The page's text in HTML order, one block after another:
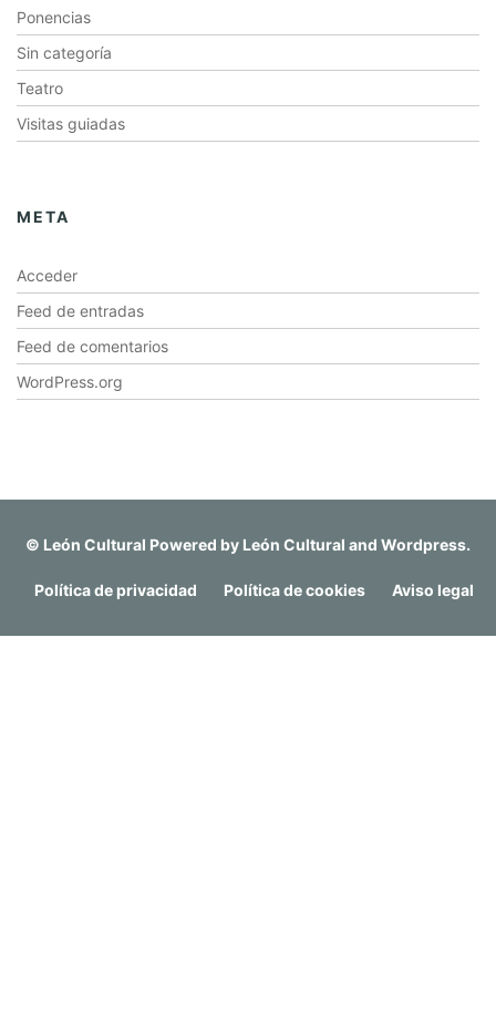
Ponencias
Sin categoría
Teatro
Visitas guiadas
META
Acceder
Feed de entradas
Feed de comentarios
WordPress.org
© León Cultural Powered by León Cultural and Wordpress.
Política de privacidad Política de cookies Aviso legal